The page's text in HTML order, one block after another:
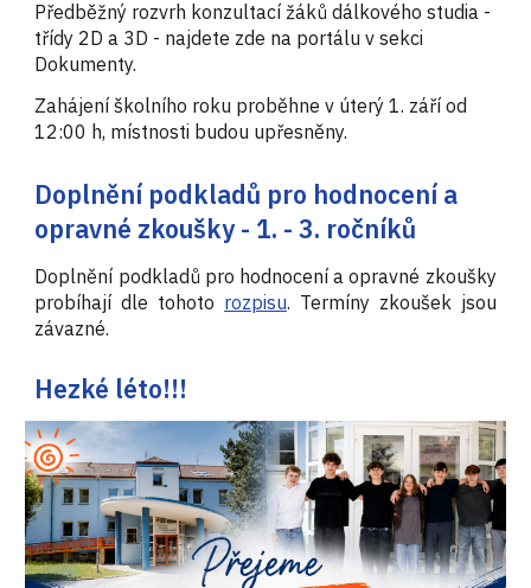
Předběžný rozvrh konzultací žáků dálkového studia -
třídy 2D a 3D - najdete zde na portálu v sekci
Dokumenty.
Zahájení školního roku proběhne v úterý 1. září od
12:00 h, místnosti budou upřesněny.
Doplnění podkladů pro hodnocení a
opravné zkoušky - 1. - 3. ročníků
Doplnění podkladů pro hodnocení a opravné zkoušky
probíhají dle tohoto rozpisu. Termíny zkoušek jsou
závazné.
Hezké léto!!!